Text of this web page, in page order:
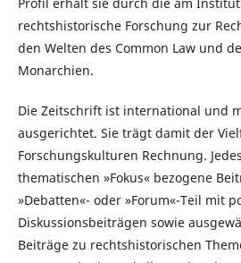
rechtshistorische Forschung zur
den Welten des Common Law und
Monarchien.
Die Zeitschrift ist international und
ausgerichtet. Sie trägt damit der
Forschungskulturen Rechnung.
thematischen »Fokus« bezogene
»Debatten«- oder »Forum«-Teil mit
Diskussionsbeiträgen sowie
Beiträge zu rechtshistorischen